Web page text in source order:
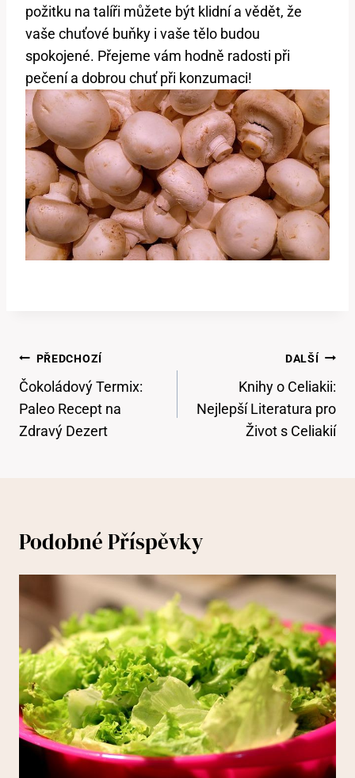
požitku na talíři můžete být klidní a vědět, že
vaše chuťové buňky i vaše tělo budou
spokojené. Přejeme vám hodně radosti při
pečení a dobrou chuť při konzumaci!
Navigace
Pro
Příspěvek
PŘEDCHOZÍ
Čokoládový Termix:
Paleo Recept na
Zdravý Dezert
DALŠÍ
Knihy o Celiakii:
Nejlepší Literatura pro
Život s Celiakií
Podobné Příspěvky